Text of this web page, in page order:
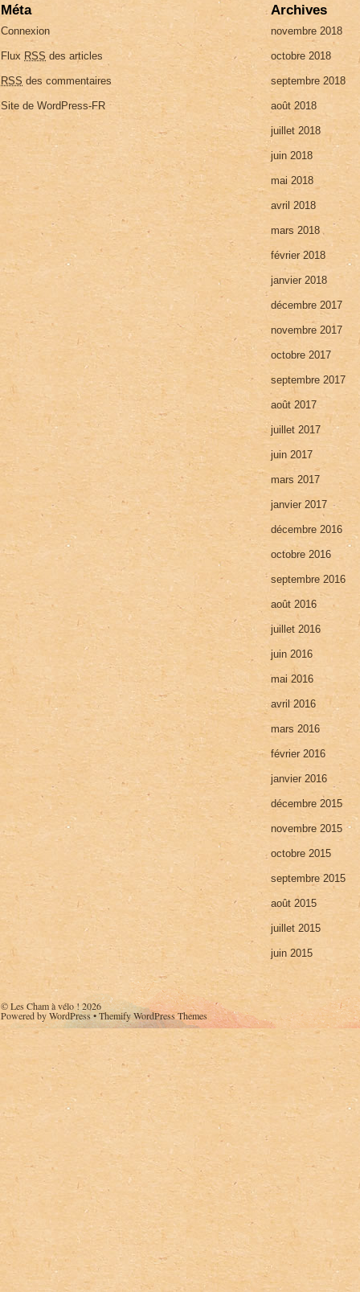
Méta
Connexion
Flux RSS des articles
RSS des commentaires
Site de WordPress-FR
Archives
novembre 2018
octobre 2018
septembre 2018
août 2018
juillet 2018
juin 2018
mai 2018
avril 2018
mars 2018
février 2018
janvier 2018
décembre 2017
novembre 2017
octobre 2017
septembre 2017
août 2017
juillet 2017
juin 2017
mars 2017
janvier 2017
décembre 2016
octobre 2016
septembre 2016
août 2016
juillet 2016
juin 2016
mai 2016
avril 2016
mars 2016
février 2016
janvier 2016
décembre 2015
novembre 2015
octobre 2015
septembre 2015
août 2015
juillet 2015
juin 2015
©Les Cham à vélo !2026
Powered byWordPress•Themify WordPress Themes